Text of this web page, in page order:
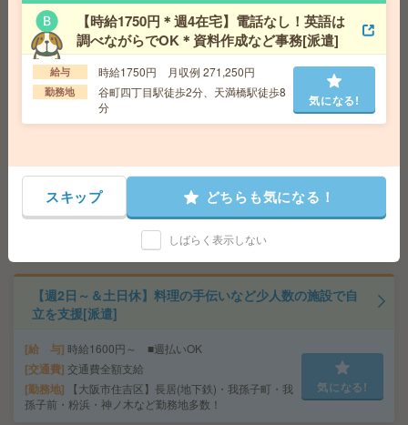
給 与
時給1500円＋交【月収例:220,500円(時給1,50
0円×実働7時間×月21日)】
交通費 ◆交通費実費支給※当社規定あり
勤務地 南海泉北線 和泉中央駅 徒歩11分+バス7分
気になる!
時給1570円＋交
交通費 ◆交通費実費支給※当社規定あり
西本線 高井田駅 会社無料バス7分
気になる!
【週2日～＆土日休】料理の手伝いなど少人数の施設で自
立を支援[派遣]
給 与 時給1600円～ ■週払いOK
交通費 交通費全額支給
勤務地
【大阪市住吉区】長居(地下鉄)・我孫子町・我
孫子前・粉浜・神ノ木など勤務地多数！
気になる!
【時給1750円＊週4在宅】電話なし！英語は
調べながらでOK＊資料作成など事務[派遣]
給与 時給1750円 月収例 271,250円
勤務地
谷町四丁目駅徒歩2分、天満橋駅徒歩8
分
気になる!
スキップ どちらも気になる！
しばらく表示しない